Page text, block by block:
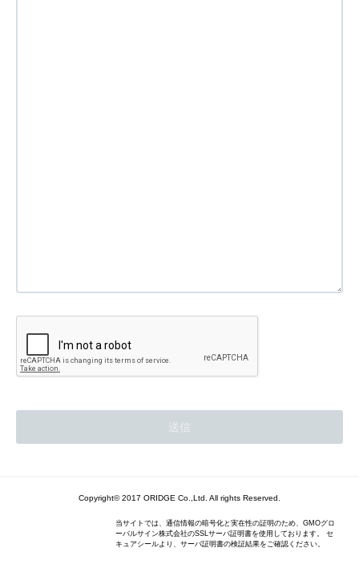
Copyright© 2017 ORIDGE Co.,Ltd. All rights Reserved.
当サイトでは、通信情報の暗号化と実在性の証明のため、GMOグロ
ーバルサイン株式会社のSSLサーバ証明書を使用しております。 セ
キュアシールより、サーバ証明書の検証結果をご確認ください。